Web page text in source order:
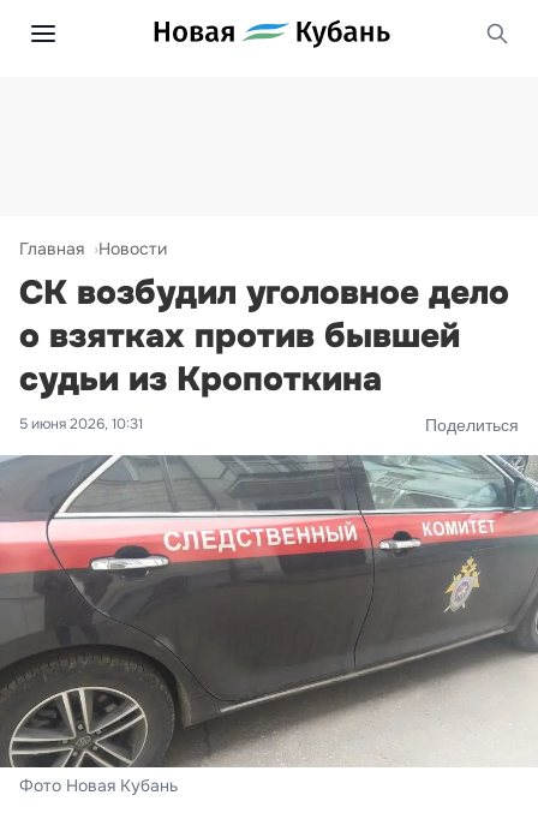
Главная Новости
СК возбудил уголовное дело
о взятках против бывшей
судьи из Кропоткина
5 июня 2026, 10:31 Поделиться
Фото Новая Кубань